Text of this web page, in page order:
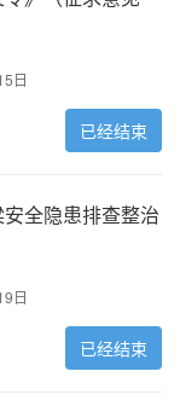
日
已经结束
全隐患排查整治
日
已经结束